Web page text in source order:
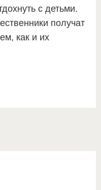
с детьми.
получат
как и их